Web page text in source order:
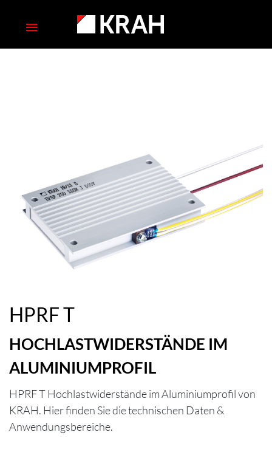
HPRF T
HOCHLASTWIDERSTÄNDE IM
ALUMINIUMPROFIL
HPRF T Hochlastwiderstände im Aluminiumprofil von
KRAH. Hier finden Sie die technischen Daten &
Anwendungsbereiche.